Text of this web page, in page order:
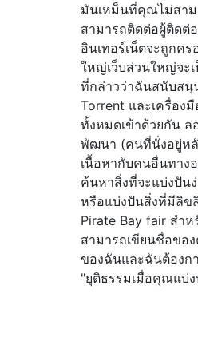
มันเหม็นที่คุณไม่สาม
สามารถติดต่อผู้ติดต่
อินเทอร์เน็ตจะถูกคร
ใหญ่เว็บส่วนใหญ่จะ
ที่กล่าวว่าฉันสนับสนุ
Torrent และเครื่อง
ทั้งหมดเข้าด้วยกัน ล
พัฒนา (คนที่นั่งอยู่หลั
เนื้อหากับคนอื่นทาง
ค้นหาสิ่งที่จะแบ่งปัน
หรือแบ่งปันสิ่งที่มีลิข
Pirate Bay fair สำ
สามารถเขียนชื่อขอ
ของฉันและฉันต้องก
"ยุติธรรมเมื่อคุณแบ่